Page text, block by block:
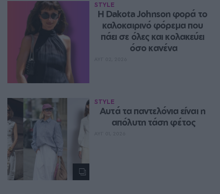
STYLE
Η Dakota Johnson φορά το
καλοκαιρινό φόρεμα που
πάει σε όλες και κολακεύει
όσο κανένα
STYLE
Aυτά τα παντελόνια είναι η
απόλυτη τάση φέτος